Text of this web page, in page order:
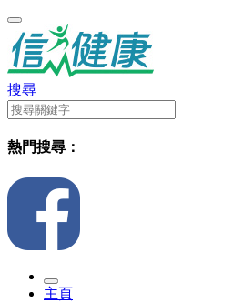
搜尋
熱門搜尋：
主頁